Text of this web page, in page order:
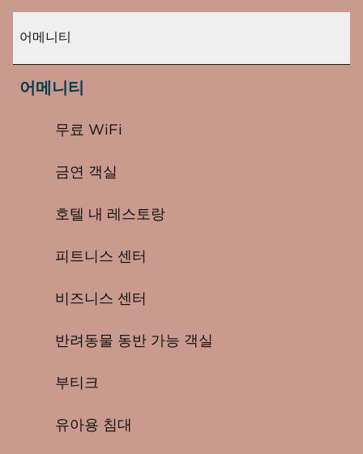
어메니티
어메니티
무료 WiFi
금연 객실
호텔 내 레스토랑
피트니스 센터
비즈니스 센터
반려동물 동반 가능 객실
부티크
유아용 침대